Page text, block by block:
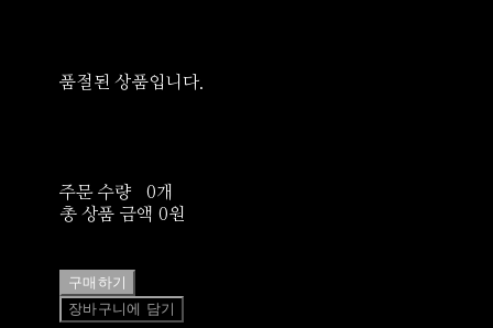
품절된 상품입니다.
주문 수량
0개
총 상품 금액 0원
구매하기
장바구니에 담기